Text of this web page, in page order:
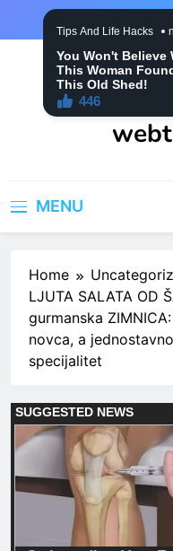
MENU
Home
LJUTA SALATA OD
gurmanska
novca, a
specijalitet